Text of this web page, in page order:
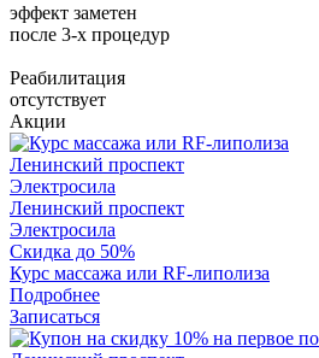
эффект заметен
после 3-х процедур
Реабилитация
отсутствует
Акции
Ленинский проспект
Электросила
Ленинский проспект
Электросила
Скидка до 50%
Курс массажа или RF-липолиза
Подробнее
Записаться